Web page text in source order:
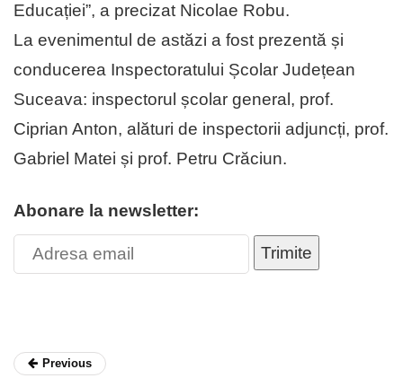
Educației”, a precizat Nicolae Robu.
La evenimentul de astăzi a fost prezentă și
conducerea Inspectoratului Școlar Județean
Suceava: inspectorul școlar general, prof.
Ciprian Anton, alături de inspectorii adjuncți, prof.
Gabriel Matei și prof. Petru Crăciun.
Abonare la newsletter:
Trimite
Previous